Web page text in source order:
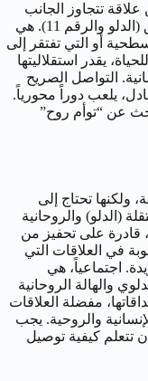
امرأة 11 فبراير عن علاقة تتجاوز الجانب
الجسدي لتصل إلى اتحاد روحي وفكري عميق (الدلو والرقم 11). هي
أو التي تفتقر إلى
يقدر استقلاليتها
التواصل الصريح
يلعب دوراً محورياً.
عن “توأم روح”
ولكنها تحتاج إلى
(الدلو) والروحانية
ملهمة، قادرة على تحفيز من
في العلاقات التي
اجتماعياً، هي
والهالة الروحانية
في صداقاتها، مفضلة العلاقات
والروحية. يجب
تتعلم كيفية توصيل